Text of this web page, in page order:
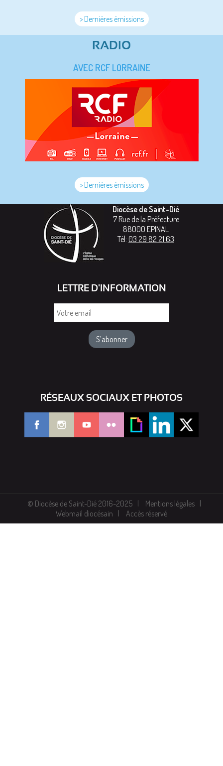
> Dernières émissions
RADIO
AVEC RCF LORRAINE
> Dernières émissions
Diocèse de Saint-Dié
7 Rue de la Préfecture
88000 EPINAL
Tél: 03 29 82 21 63
LETTRE D'INFORMATION
RÉSEAUX SOCIAUX ET PHOTOS
© Diocèse de Saint-Dié 2016-2025
Mentions légales
Webmail diocésain
Accès réservé